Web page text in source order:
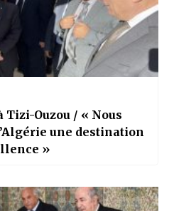
Ouzou / « Nous
une destination
»